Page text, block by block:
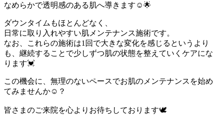
なめらかで透明感のある肌へ導きます☺️🌟
ダウンタイムもほとんどなく、
日常に取り入れやすい肌メンテナンス施術です。
なお、これらの施術は1回で大きな変化を感じるというより
も、継続することで少しずつ肌の状態を整えていくケアにな
ります💓
この機会に、無理のないペースでお肌のメンテナンスを始め
てみませんか☺️？
皆さまのご来院を心よりお待ちしております🕊️